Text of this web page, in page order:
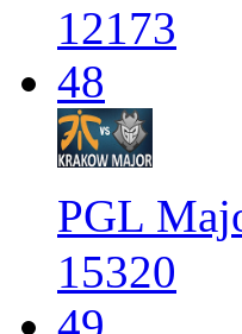
12173
48
PGL
15320